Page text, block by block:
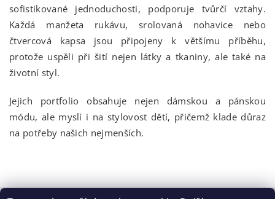
sofistikované jednoduchosti, podporuje tvůrčí vztahy.
Každá manžeta rukávu, srolovaná nohavice nebo
čtvercová kapsa jsou připojeny k většímu příběhu,
protože uspěli při šití nejen látky a tkaniny, ale také na
životní styl.
Jejich portfolio obsahuje nejen dámskou a pánskou
módu, ale myslí i na stylovost dětí, přičemž klade důraz
na potřeby našich nejmenších.